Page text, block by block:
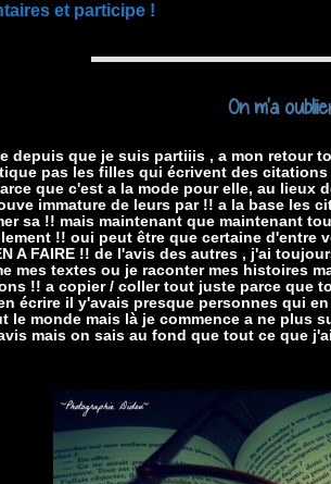
et participe !
On m'a
depuis que je suis partiiis , a mon retour
pas les filles qui écrivent des
que c'est a la mode pour elle, au lieux
immature de leurs par !! a la base les
sa !! mais maintenant que maintenant
!! oui peut être que certaine d'entre
A FAIRE !! de l'avis des autres , j'ai
mes textes ou je raconter mes histoires
!! a copier / coller tout juste parce que
écrire il y'avais presque personnes qui
le monde mais là je commence a ne plus
mais on sais au fond que tout ce que